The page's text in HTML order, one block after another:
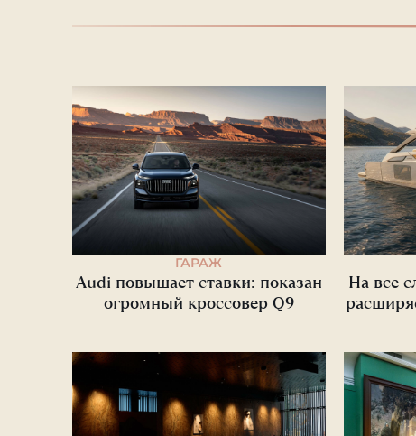
ГАРАЖ
Audi повышает ставки: показан
огромный кроссовер Q9
На все